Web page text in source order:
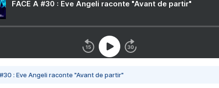
FACE A #30 : Eve Angeli raconte "Avant de partir"
#30 : Eve Angeli raconte "Avant de partir"